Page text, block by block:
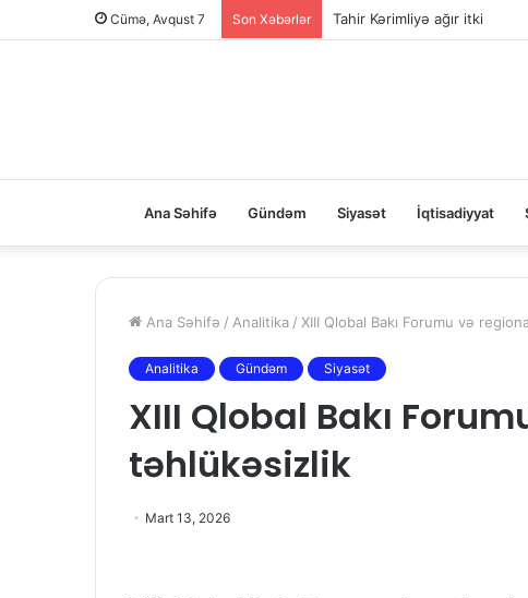
Cümə, Avqust 7 Son Xəbərlər Tahir Kərimliyə ağır itki
Ana Səhifə Gündəm Siyasət İqtisadiyyat
Ana Səhifə / Analitika / XIII Qlobal Bakı Forumu və
Analitika Gündəm Siyasət
XIII Qlobal Bakı
təhlükəsizlik
Mart 13, 2026